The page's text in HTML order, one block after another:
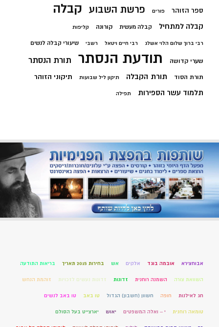
ספר הזוהר פורים פרשת השבוע קבלה
קבלה למתחיל קבלה מעשית קורונה קליפות
רבי ברוך שלום הלוי אשלג רבי חיים ויטאל רשבי שיעורי קבלה לנשים
שערי קדושה תודעת הנסתר תורת הנסתר
תורת הסוד תורת הקבלה תיקון ליל שבועות תיקוני הזוהר
תלמוד עשר הספירות תפילה
אבוחצירא אובמה בוגד אלקים אש בחירות 2015 תאריך בריאות התודעה
השוואת צורה השמנה רוחנית זדונות זדונות נעשים לזכויות זוהמת הנחש
חג לאילנות חופה חשוון (חשבון) הגדול טו באב טו באב לנשים
טומאה רוחנית י – ואלה המשפטים יאוש יארצייט בעל הסולם